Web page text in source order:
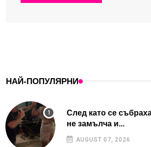
НАЙ-ПОПУЛЯРНИ
След като се
не замълча и...
AUGUST 07, 2026